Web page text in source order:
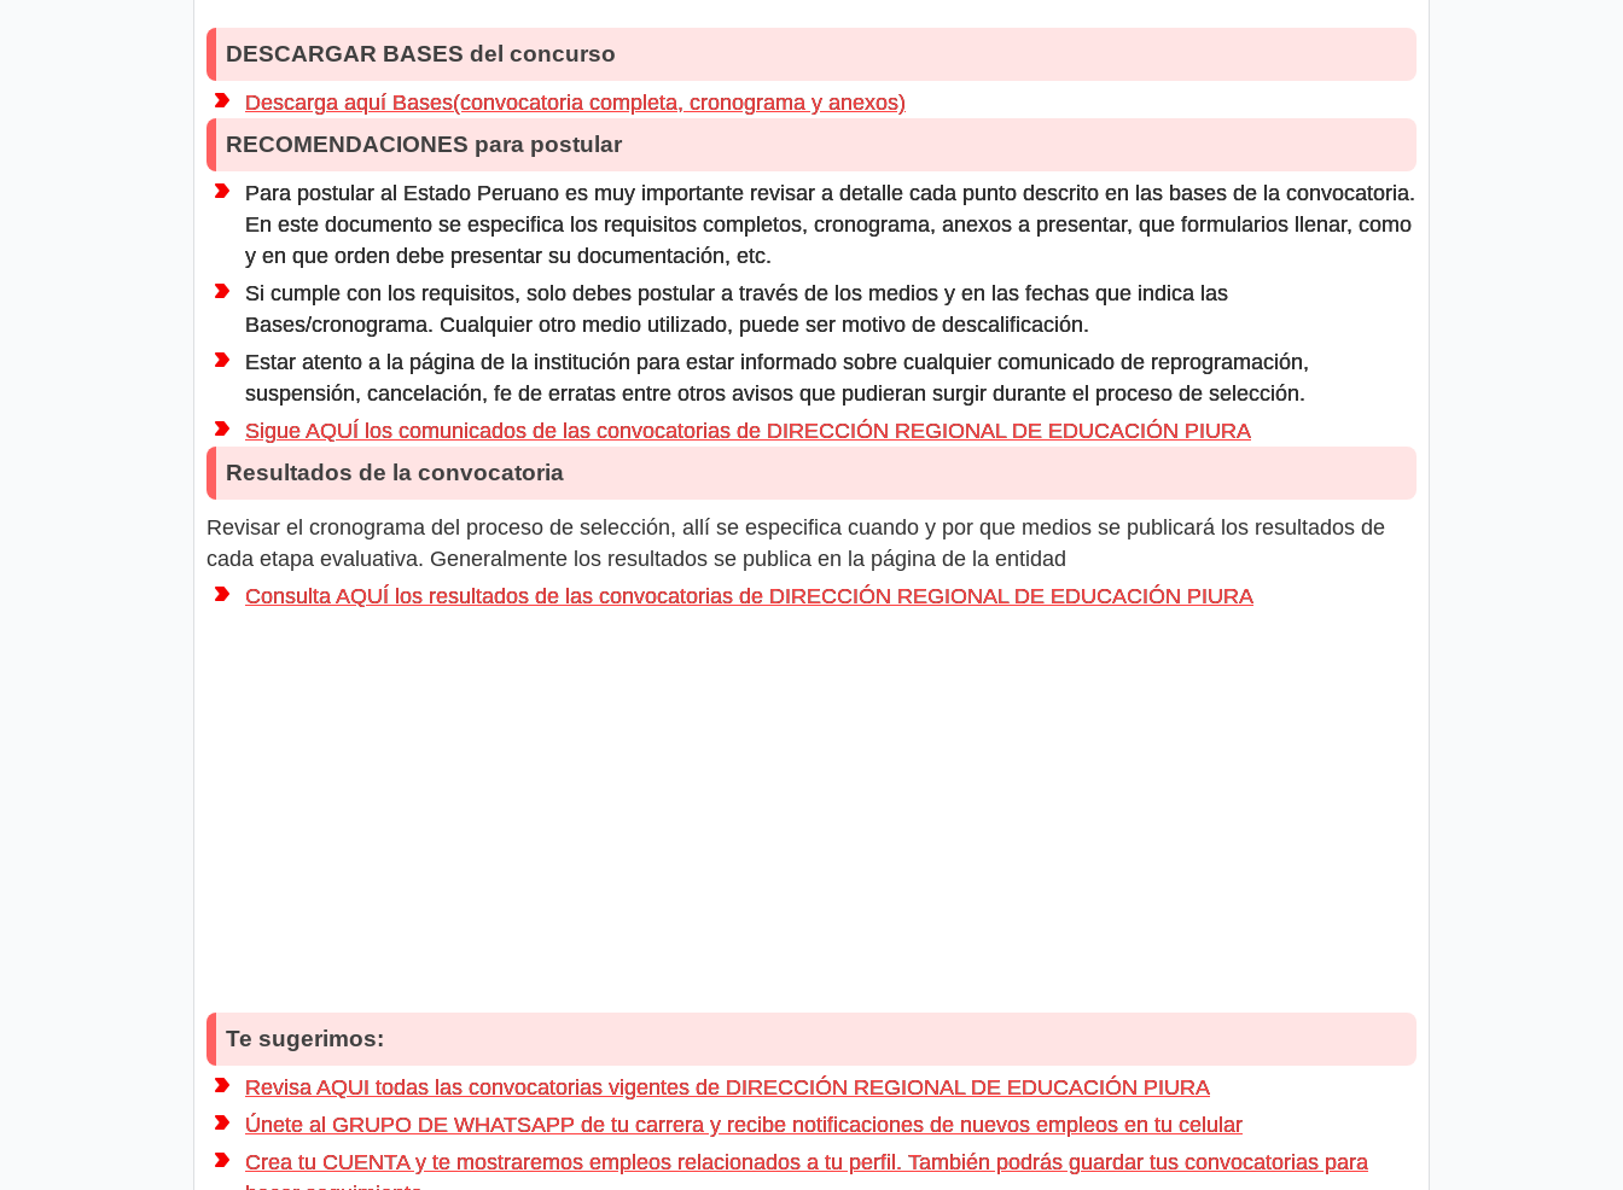
DESCARGAR BASES del concurso
Descarga aquí Bases(convocatoria completa, cronograma y anexos)
RECOMENDACIONES para postular
Para postular al Estado Peruano es muy importante revisar a detalle cada punto descrito en las bases de la convocatoria.
En este documento se especifica los requisitos completos, cronograma, anexos a presentar, que formularios llenar, como
y en que orden debe presentar su documentación, etc.
Si cumple con los requisitos, solo debes postular a través de los medios y en las fechas que indica las
Bases/cronograma. Cualquier otro medio utilizado, puede ser motivo de descalificación.
Estar atento a la página de la institución para estar informado sobre cualquier comunicado de reprogramación,
suspensión, cancelación, fe de erratas entre otros avisos que pudieran surgir durante el proceso de selección.
Sigue AQUÍ los comunicados de las convocatorias de DIRECCIÓN REGIONAL DE EDUCACIÓN PIURA
Resultados de la convocatoria
Revisar el cronograma del proceso de selección, allí se especifica cuando y por que medios se publicará los resultados de
cada etapa evaluativa. Generalmente los resultados se publica en la página de la entidad
Consulta AQUÍ los resultados de las convocatorias de DIRECCIÓN REGIONAL DE EDUCACIÓN PIURA
Te sugerimos:
Revisa AQUI todas las convocatorias vigentes de DIRECCIÓN REGIONAL DE EDUCACIÓN PIURA
Únete al GRUPO DE WHATSAPP de tu carrera y recibe notificaciones de nuevos empleos en tu celular
Crea tu CUENTA y te mostraremos empleos relacionados a tu perfil. También podrás guardar tus convocatorias para